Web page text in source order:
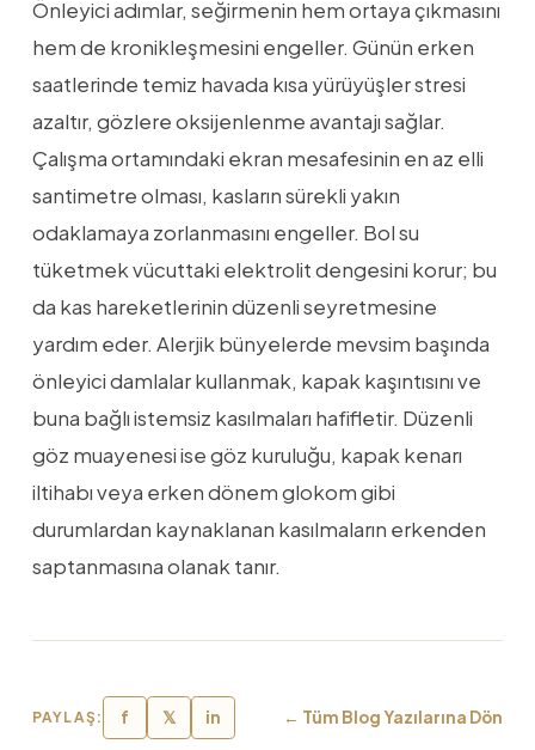
Önleyici adımlar, seğirmenin hem ortaya çıkmasını
hem de kronikleşmesini engeller. Günün erken
saatlerinde temiz havada kısa yürüyüşler stresi
azaltır, gözlere oksijenlenme avantajı sağlar.
Çalışma ortamındaki ekran mesafesinin en az elli
santimetre olması, kasların sürekli yakın
odaklamaya zorlanmasını engeller. Bol su
tüketmek vücuttaki elektrolit dengesini korur; bu
da kas hareketlerinin düzenli seyretmesine
yardım eder. Alerjik bünyelerde mevsim başında
önleyici damlalar kullanmak, kapak kaşıntısını ve
buna bağlı istemsiz kasılmaları hafifletir. Düzenli
göz muayenesi ise göz kuruluğu, kapak kenarı
iltihabı veya erken dönem glokom gibi
durumlardan kaynaklanan kasılmaların erkenden
saptanmasına olanak tanır.
PAYLAŞ: f 𝕏 in ← Tüm Blog Yazılarına Dön